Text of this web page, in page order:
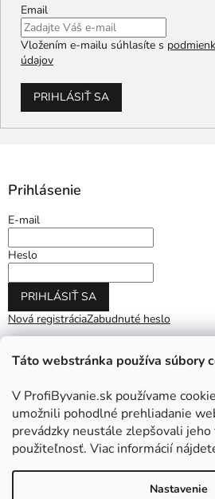
Táto webstránka používa súbory
V ProfiByvanie.sk používame
umožnili pohodlné prehliadanie
prevádzky neustále zlepšovali jeho
použiteľnosť. Viac informácií
Nastavenie
Email
Vložením e-mailu súhlasíte s
údajov
PRIHLÁSIŤ SA
Prihlásenie
E-mail
Heslo
PRIHLÁSIŤ SA
Nová registráciaZabudnuté heslo